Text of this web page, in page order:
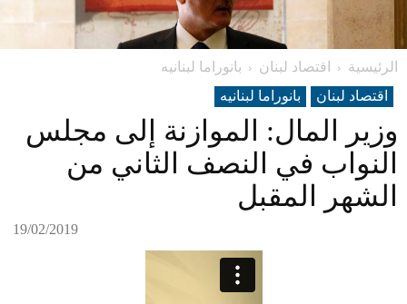
الرئيسية اقتصاد لبنان
بانوراما لبنانیه
اقتصاد لبنان
بانوراما لبنانیه
وزير المال: الموازنة إلى مجلس
النواب في النصف الثاني من
الشهر المقبل
19/02/2019